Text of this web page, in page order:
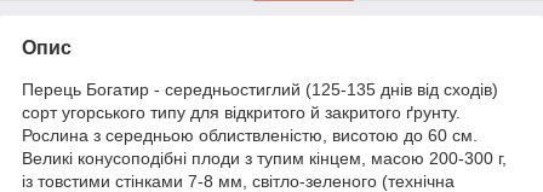
Опис
Перець Богатир - середньостиглий (125-135 днів від сходів)
сорт угорського типу для відкритого й закритого ґрунту.
Рослина з середньою облиствленістю, висотою до 60 см.
Великі конусоподібні плоди з тупим кінцем, масою 200-300 г,
із товстими стінками 7-8 мм, світло-зеленого (технічна